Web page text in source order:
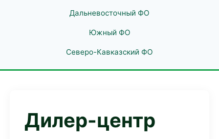
Дальневосточный ФО
Южный ФО
Северо-Кавказский ФО
Дилер-центр